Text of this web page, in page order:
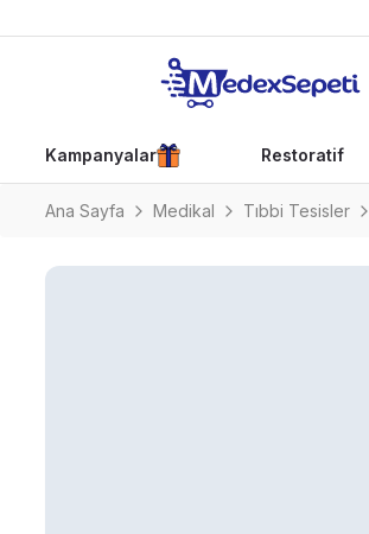
Kampanyalar Restoratif
Ana Sayfa Medikal Tıbbi Tesisler